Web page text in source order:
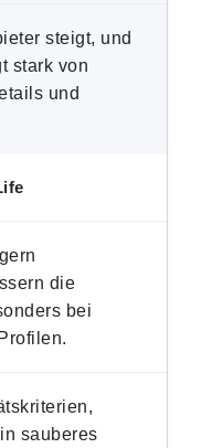
steigt, und
stark von
und
die
bei
sauberes